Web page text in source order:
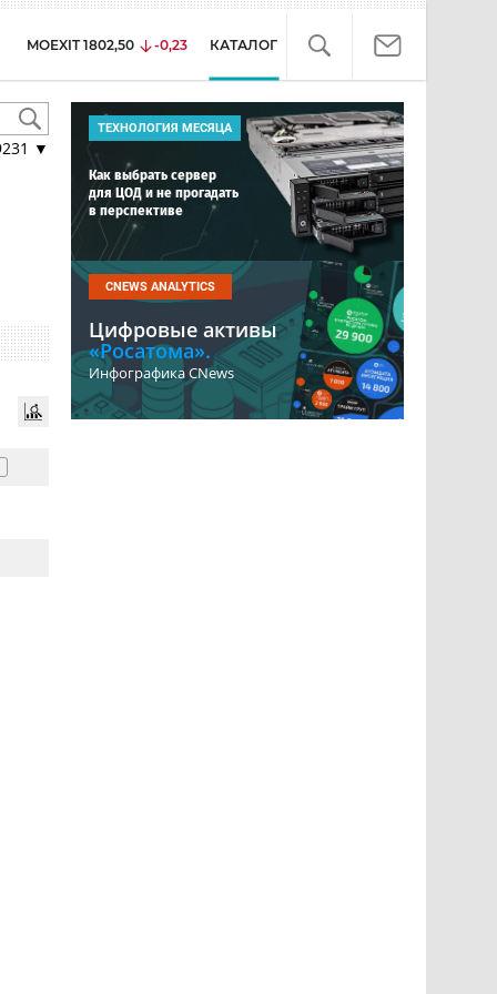
MOEXIT 1802,50 -0,23 КАТАЛОГ
▼
ТЕХНОЛОГИЯ МЕСЯЦА
Как выбрать сервер
для ЦОД и не прогадать
в перспективе
CNEWS ANALYTICS
Цифровые активы
«Росатома».
Инфографика CNews